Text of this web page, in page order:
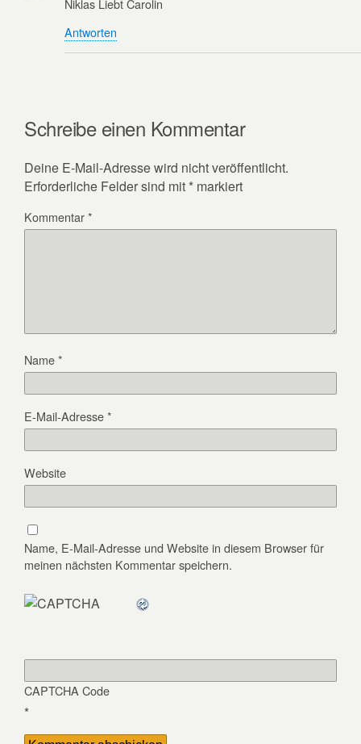
Niklas Liebt Carolin
Antworten
Schreibe einen Kommentar
Deine E-Mail-Adresse wird nicht veröffentlicht.
Erforderliche Felder sind mit * markiert
Kommentar*
Name*
E-Mail-Adresse*
Website
Name, E-Mail-Adresse und Website in diesem Browser für
meinen nächsten Kommentar speichern.
CAPTCHA Code
*